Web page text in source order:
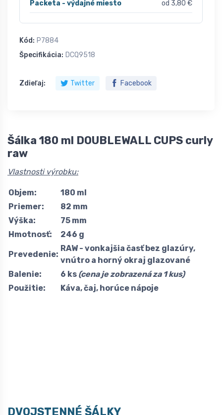
Packeta - výdajné miesto od 3,80 €
Kód: P7884
Špecifikácia: DCQ9518
Zdieľaj: Twitter Facebook
Šálka 180 ml DOUBLEWALL CUPS curly
raw
Vlastnosti výrobku:
Objem:
180 ml
Priemer:
82 mm
Výška:
75 mm
Hmotnosť:
246 g
Prevedenie:
RAW - vonkajšia časť bez glazúry,
vnútro a horný okraj glazované
Balenie:
6 ks (cena je zobrazená za 1 kus)
Použitie:
Káva, čaj, horúce nápoje
DVOJSTENNÉ ŠÁLKY